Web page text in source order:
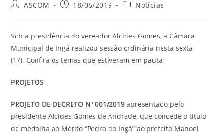
ASCOM 18/05/2019 Notícias
Sob a presidência do vereador Alcides Gomes, a Câmara
Municipal de Ingá realizou sessão ordinária nesta sexta
(17). Confira os temas que estiveram em pauta:
PROJETOS
PROJETO DE DECRETO Nº 001/2019 apresentado pelo
presidente Alcides Gomes de Andrade, que concede o título
de medalha ao Mérito “Pedra do Ingá” ao prefeito Manoel